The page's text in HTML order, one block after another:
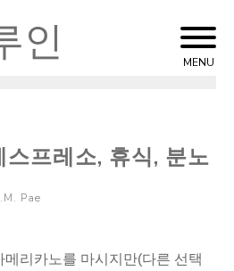
Skip
to
인 MENU
프레소, 휴식, 분노
Pae
리카노를 마시지만(다른 선택